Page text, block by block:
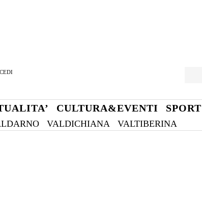
CULTURA&EVENTI SPORT
VALDICHIANA VALTIBERINA